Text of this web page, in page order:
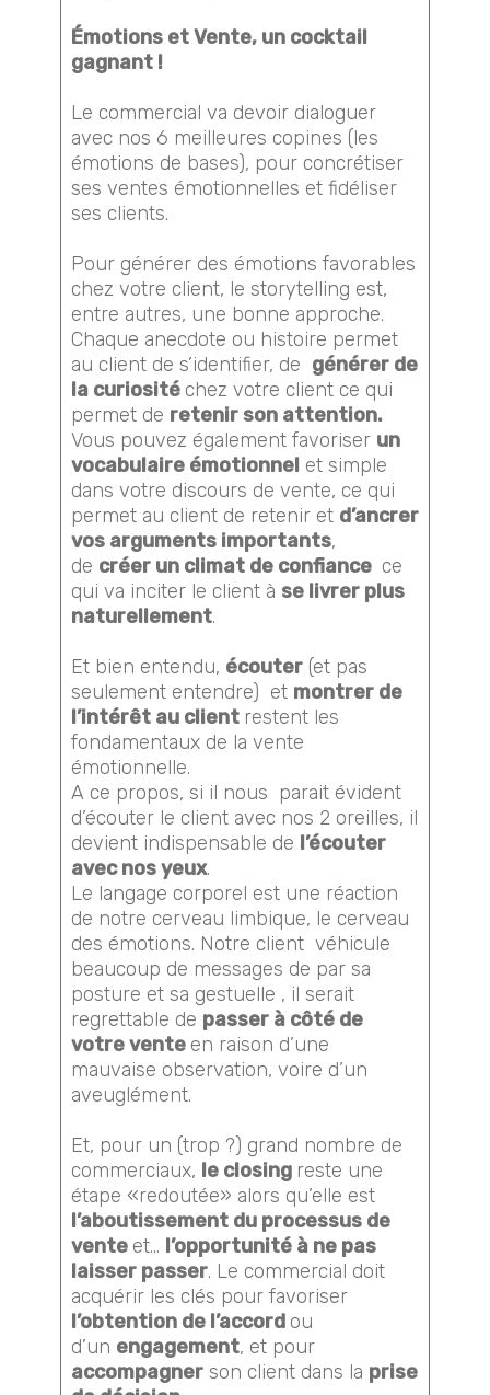
Émotions et Vente, un cocktail
gagnant !
Le commercial va devoir dialoguer
avec nos 6 meilleures copines (les
émotions de bases), pour concrétiser
ses ventes émotionnelles et fidéliser
ses clients.
Pour générer des émotions favorables
chez votre client, le storytelling est,
entre autres, une bonne approche.
Chaque anecdote ou histoire permet
au client de s’identifier, de générer de
la curiosité chez votre client ce qui
permet de retenir son attention.
Vous pouvez également favoriser un
vocabulaire émotionnel et simple
dans votre discours de vente, ce qui
permet au client de retenir et d’ancrer
vos arguments importants,
de créer un climat de confiance ce
qui va inciter le client à se livrer plus
naturellement.
Et bien entendu, écouter (et pas
seulement entendre) et montrer de
l’intérêt au client restent les
fondamentaux de la vente
émotionnelle.
A ce propos, si il nous parait évident
d’écouter le client avec nos 2 oreilles, il
devient indispensable de l’écouter
avec nos yeux.
Le langage corporel est une réaction
de notre cerveau limbique, le cerveau
des émotions. Notre client véhicule
beaucoup de messages de par sa
posture et sa gestuelle , il serait
regrettable de passer à côté de
votre vente en raison d’une
mauvaise observation, voire d’un
aveuglément.
Et, pour un (trop ?) grand nombre de
commerciaux, le closing reste une
étape «redoutée» alors qu’elle est
l’aboutissement du processus de
vente et… l’opportunité à ne pas
laisser passer. Le commercial doit
acquérir les clés pour favoriser
l’obtention de l’accord ou
d’un engagement​, et pour
accompagner son client dans la prise